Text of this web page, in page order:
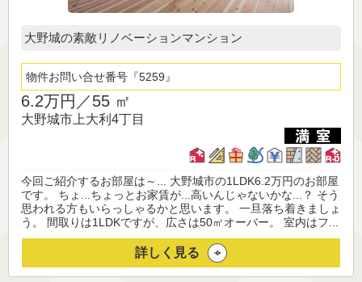
大野城の素敵リノベーションマンション
物件お問い合せ番号 5259
6.2万円／55 ㎡
大野城市上大利4丁目
今回ご紹介するお部屋は～... 大野城市の1LDK6.2万円のお部屋
です。 ちょ...ちょっとお家賃が...高いんじゃないかな...？ そう
思われる方もいらっしゃるかと思います。 一旦落ち着きましょ
う。 間取りは1LDKですが、広さは50㎡オーバー。 室内はフ...
詳しく見る